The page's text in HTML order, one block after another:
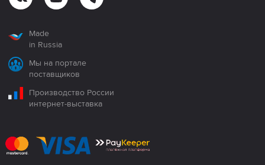
Made
in Russia
Мы на портале
поставщиков
Производство России
интернет-выставка